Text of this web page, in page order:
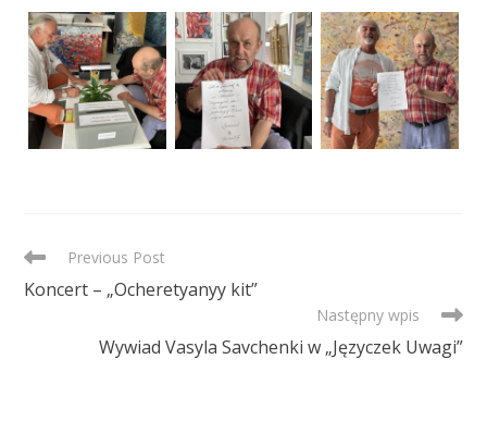
READ
ARTICLES
Previous Post
Koncert – „Ocheretyanyy kit”
Następny wpis
Wywiad Vasyla Savchenki w „Języczek Uwagi”